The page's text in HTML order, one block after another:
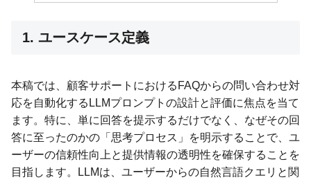
1. ユースケース定義
本稿では、顧客サポートにおけるFAQからの問い合わせ対
応を自動化するLLMプロンプトの設計と評価に焦点を当て
ます。特に、単に回答を提示するだけでなく、なぜその回
答に至ったのかの「思考プロセス」を明示することで、ユ
ーザーの信頼性向上と提供情報の透明性を確保することを
目指します。LLMは、ユーザーからの自然言語クエリと関